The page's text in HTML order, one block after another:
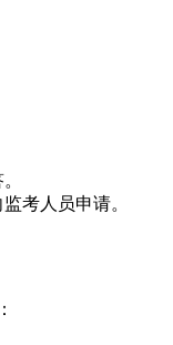
考人员申请。
：